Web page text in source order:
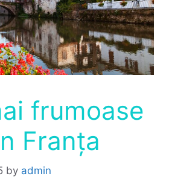
frumoase
Franța
by admin